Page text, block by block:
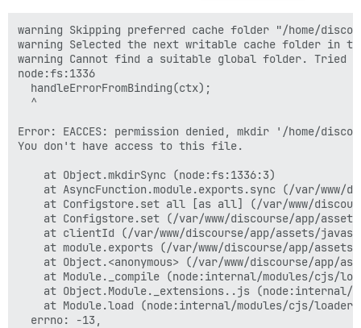
warning Skipping preferred cache folder "/home/
warning Selected the next writable cache folder in
warning Cannot find a suitable global folder. Tried
node:fs:1336
  handleErrorFromBinding(ctx);
  ^
Error: EACCES: permission denied, mkdir '/home/
You don't have access to this file.
    at Object.mkdirSync (node:fs:1336:3)
at AsyncFunction.module.exports.sync (/var/www/
at Configstore.set all [as all] (/var/www/
at Configstore.set (/var/www/discourse/app/
at clientId (/var/www/discourse/app/assets/
at module.exports (/var/www/discourse/app/
at Object.<anonymous> (/var/www/discourse/app/
at Module._compile (node:internal/modules/cjs/
at Object.Module._extensions..js (node:internal/
at Module.load (node:internal/modules/cjs/
  errno: -13,